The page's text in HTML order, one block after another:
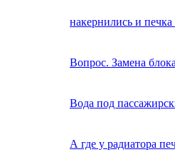
накернились и
Вопрос. Замена
Вода под
А где у радиатора